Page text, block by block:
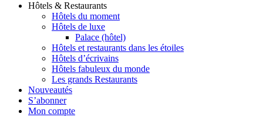
Hôtels & Restaurants
Hôtels du moment
Hôtels de luxe
Palace (hôtel)
Hôtels et restaurants dans les étoiles
Hôtels d’écrivains
Hôtels fabuleux du monde
Les grands Restaurants
Nouveautés
S’abonner
Mon compte